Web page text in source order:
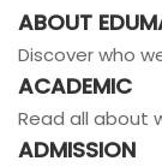
ABOUT
Discover who
ACADEMIC
Read all about
ADMISSION